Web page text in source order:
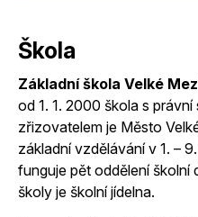
Škola
Základní škola Velké
od 1. 1. 2000 škola s
zřizovatelem je Město
základní vzdělávání v 1. –
funguje pět oddělení školní
školy je školní jídelna.